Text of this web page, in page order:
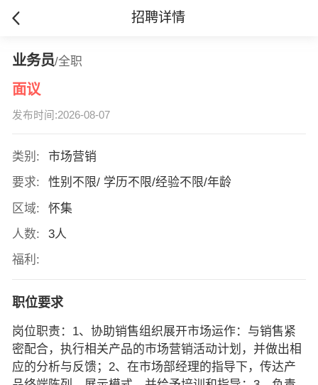
招聘详情
业务员/全职
面议
发布时间:2026-08-07
类别:
市场营销
要求:
性别不限/ 学历不限/经验不限/年龄
区域:
怀集
人数:
3人
福利:
职位要求
岗位职责：1、协助销售组织展开市场运作：与销售紧
密配合，执行相关产品的市场营销活动计划，并做出相
应的分析与反馈；2、在市场部经理的指导下，传达产